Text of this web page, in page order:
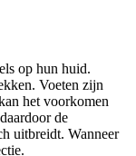
op hun huid.
Voeten zijn
het voorkomen
de
uitbreidt. Wanneer